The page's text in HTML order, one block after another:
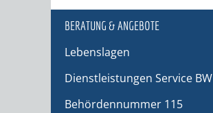
BERATUNG & ANGEBOTE
Lebenslagen
Dienstleistungen Service BW
Behördennummer 115